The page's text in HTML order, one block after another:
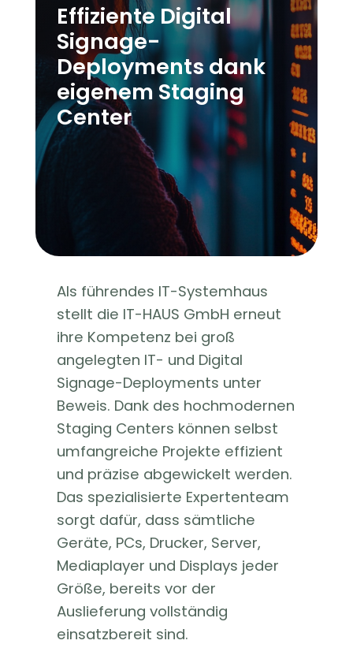
Effiziente Digital
Signage-
Deployments dank
eigenem Staging
Center
Als führendes IT-Systemhaus
stellt die IT-HAUS GmbH erneut
ihre Kompetenz bei groß
angelegten IT- und Digital
Signage-Deployments unter
Beweis. Dank des hochmodernen
Staging Centers können selbst
umfangreiche Projekte effizient
und präzise abgewickelt werden.
Das spezialisierte Expertenteam
sorgt dafür, dass sämtliche
Geräte, PCs, Drucker, Server,
Mediaplayer und Displays jeder
Größe, bereits vor der
Auslieferung vollständig
einsatzbereit sind.